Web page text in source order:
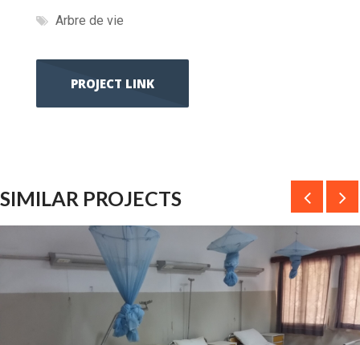
Arbre de vie
PROJECT LINK
SIMILAR PROJECTS